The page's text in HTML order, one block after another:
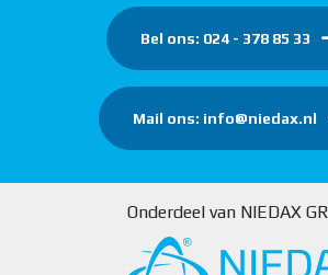
Bel ons: 024 - 378 85 33
Mail ons: info@niedax.nl
Onderdeel van NIEDAX